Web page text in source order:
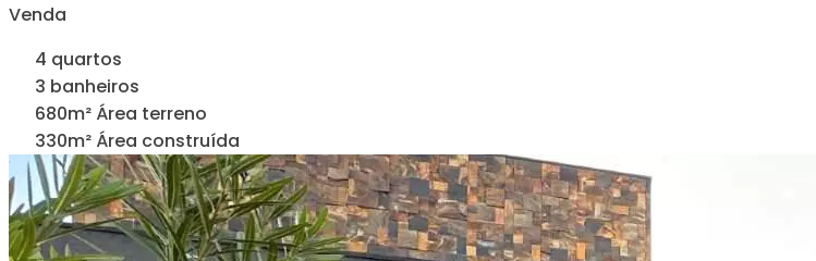
Venda
4 quartos
3 banheiros
680m² Área terreno
330m² Área construída